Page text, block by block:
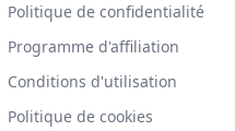
Politique de confidentialité
Programme d'affiliation
Conditions d'utilisation
Politique de cookies